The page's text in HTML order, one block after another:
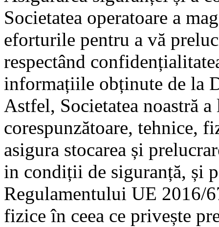
Societatea operatoare a
eforturile pentru a vă
respectând
informațiile obținute de la
Astfel, Societatea noastră
corespunzătoare, tehnice,
asigura stocarea și
in condiții de siguranță, și
Regulamentului UE 2016/
fizice în ceea ce privește